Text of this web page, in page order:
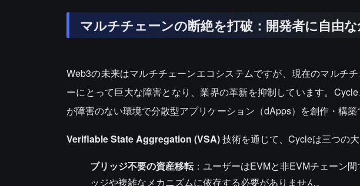
マルチチェーンの断絶を打破：開発者に自由
Web3の未来はマルチチェーンエコシステムですが、現在のマルチ
ーにとって巨大な障害となり、業界の革新を抑制しています。
が障害のない環境で分散型アプリケーション（dApps）を創作・構築
Verifiable State Aggregation (VSA)技術を通じて、Cycleは三つの
ブリッジ不要の資産移転：ユーザーはEVMと非EVMチェーン
ッジや複雑なメカニズムに依存する必要がありません。